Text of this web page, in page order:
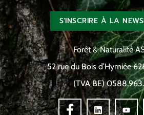
S'INSCRIRE À LA
Forêt & Naturalité
52 rue du Bois d’Hymiée
(TVA BE)